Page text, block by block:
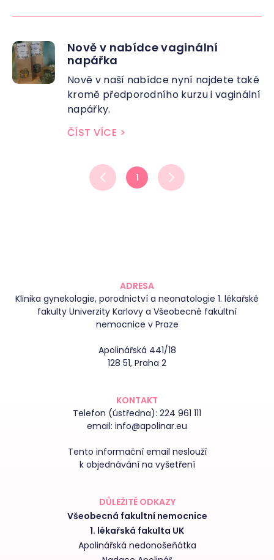
Nově v nabídce vaginální
napářka
Nově v naší nabídce nyní najdete také
kromě předporodního kurzu i vaginální
napářky.
ČÍST VÍCE >
1
ADRESA
Klinika gynekologie, porodnictví a neonatologie 1. lékařské
fakulty Univerzity Karlovy a Všeobecné fakultní
nemocnice v Praze
Apolinářská 441/18
128 51, Praha 2
KONTAKT
Telefon (ústředna): 224 961 111
email: info@apolinar.eu
Tento informační email neslouží
k objednávání na vyšetření
DŮLEŽITÉ ODKAZY
Všeobecná fakultní nemocnice
1. lékařská fakulta UK
Apolinářská nedonošeňátka